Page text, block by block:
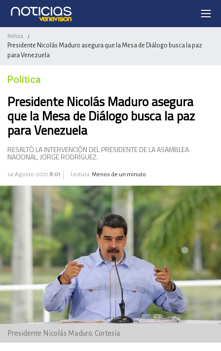
Política /
Presidente Nicolás Maduro asegura que la Mesa de Diálogo busca la paz
para Venezuela
Política
Presidente Nicolás Maduro asegura
que la Mesa de Diálogo busca la paz
para Venezuela
RESALTÓ LA INTERVENCIÓN DEL PRESIDENTE DE LA ASAMBLEA
NACIONAL, JORGE RODRÍGUEZ.
14-Agosto-2021 8:01 Lectura: Menos de un minuto
Presidente Nicolás Maduro. Cortesía